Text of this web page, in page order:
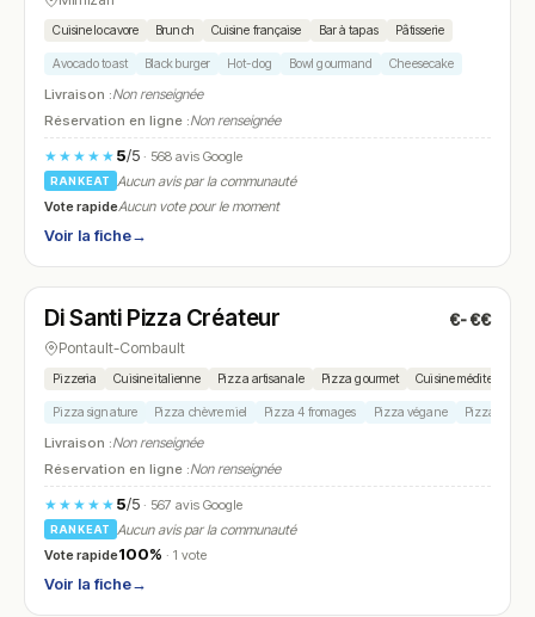
Cuisine locavore Brunch Cuisine française Bar à tapas Pâtisserie
Avocado toast Black burger Hot-dog Bowl gourmand Cheesecake
Livraison :Non renseignée
Réservation en ligne :Non renseignée
★★★★★ 5/5· 568 avis Google
RANKEAT
Aucun avis par la communauté
Vote rapideAucun vote pour le moment
Voir la fiche→
N° 17
Di Santi Pizza Créateur €-€€
Pontault-Combault
Pizzeria Cuisine italienne Pizza artisanale Pizza gourmet Cuisine
Pizza signature Pizza chèvre miel Pizza 4 fromages Pizza végane Pizza
Livraison :Non renseignée
Réservation en ligne :Non renseignée
★★★★★ 5/5· 567 avis Google
RANKEAT
Aucun avis par la communauté
Vote rapide100% · 1 vote
Voir la fiche→